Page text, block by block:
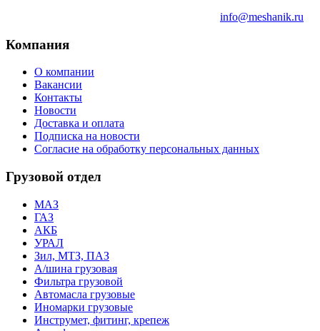
info@meshanik.ru
Компания
О компании
Вакансии
Контакты
Новости
Доставка и оплата
Подписка на новости
Согласие на обработку персональных данных
Грузовой отдел
МАЗ
ГАЗ
АКБ
УРАЛ
Зил, МТЗ, ПАЗ
А/шина грузовая
Фильтра грузовой
Автомасла грузовые
Иномарки грузовые
Инструмет, фитинг, крепеж